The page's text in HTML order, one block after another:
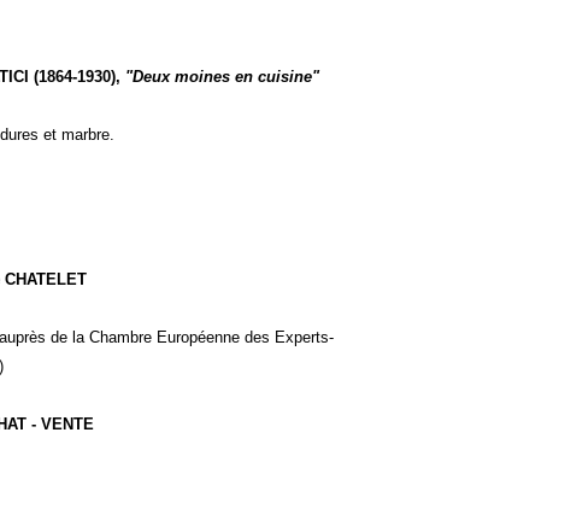
(1864-1930), "Deux moines en cuisine"
et marbre.
de la Chambre Européenne des Experts-
- VENTE